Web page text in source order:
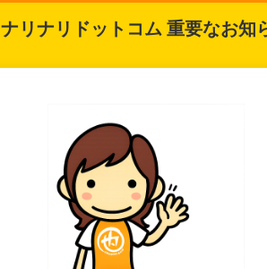
ナリナリドットコム 重要なお知